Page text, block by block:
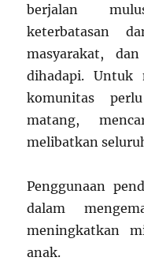
berjalan
keterbatasan
masyarakat,
dihadapi. Untuk
komunitas
matang,
melibatkan
Penggunaan
dalam
meningkatkan
anak.